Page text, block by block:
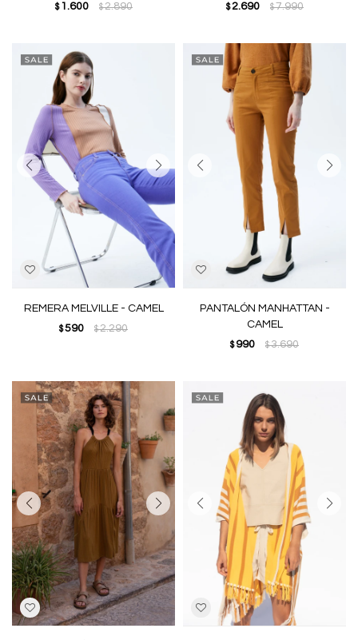
$ 1.600 $2.890 $ 2.690 $7.990
REMERA MELVILLE - CAMEL
$590 $2.290
PANTALÓN MANHATTAN -
CAMEL
$ 990 $3.690